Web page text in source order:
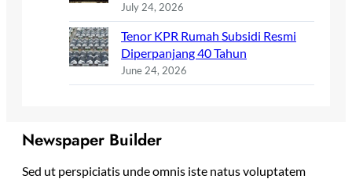
July 24, 2026
Tenor KPR Rumah Subsidi Resmi
Diperpanjang 40 Tahun
June 24, 2026
Newspaper Builder
Sed ut perspiciatis unde omnis iste natus voluptatem